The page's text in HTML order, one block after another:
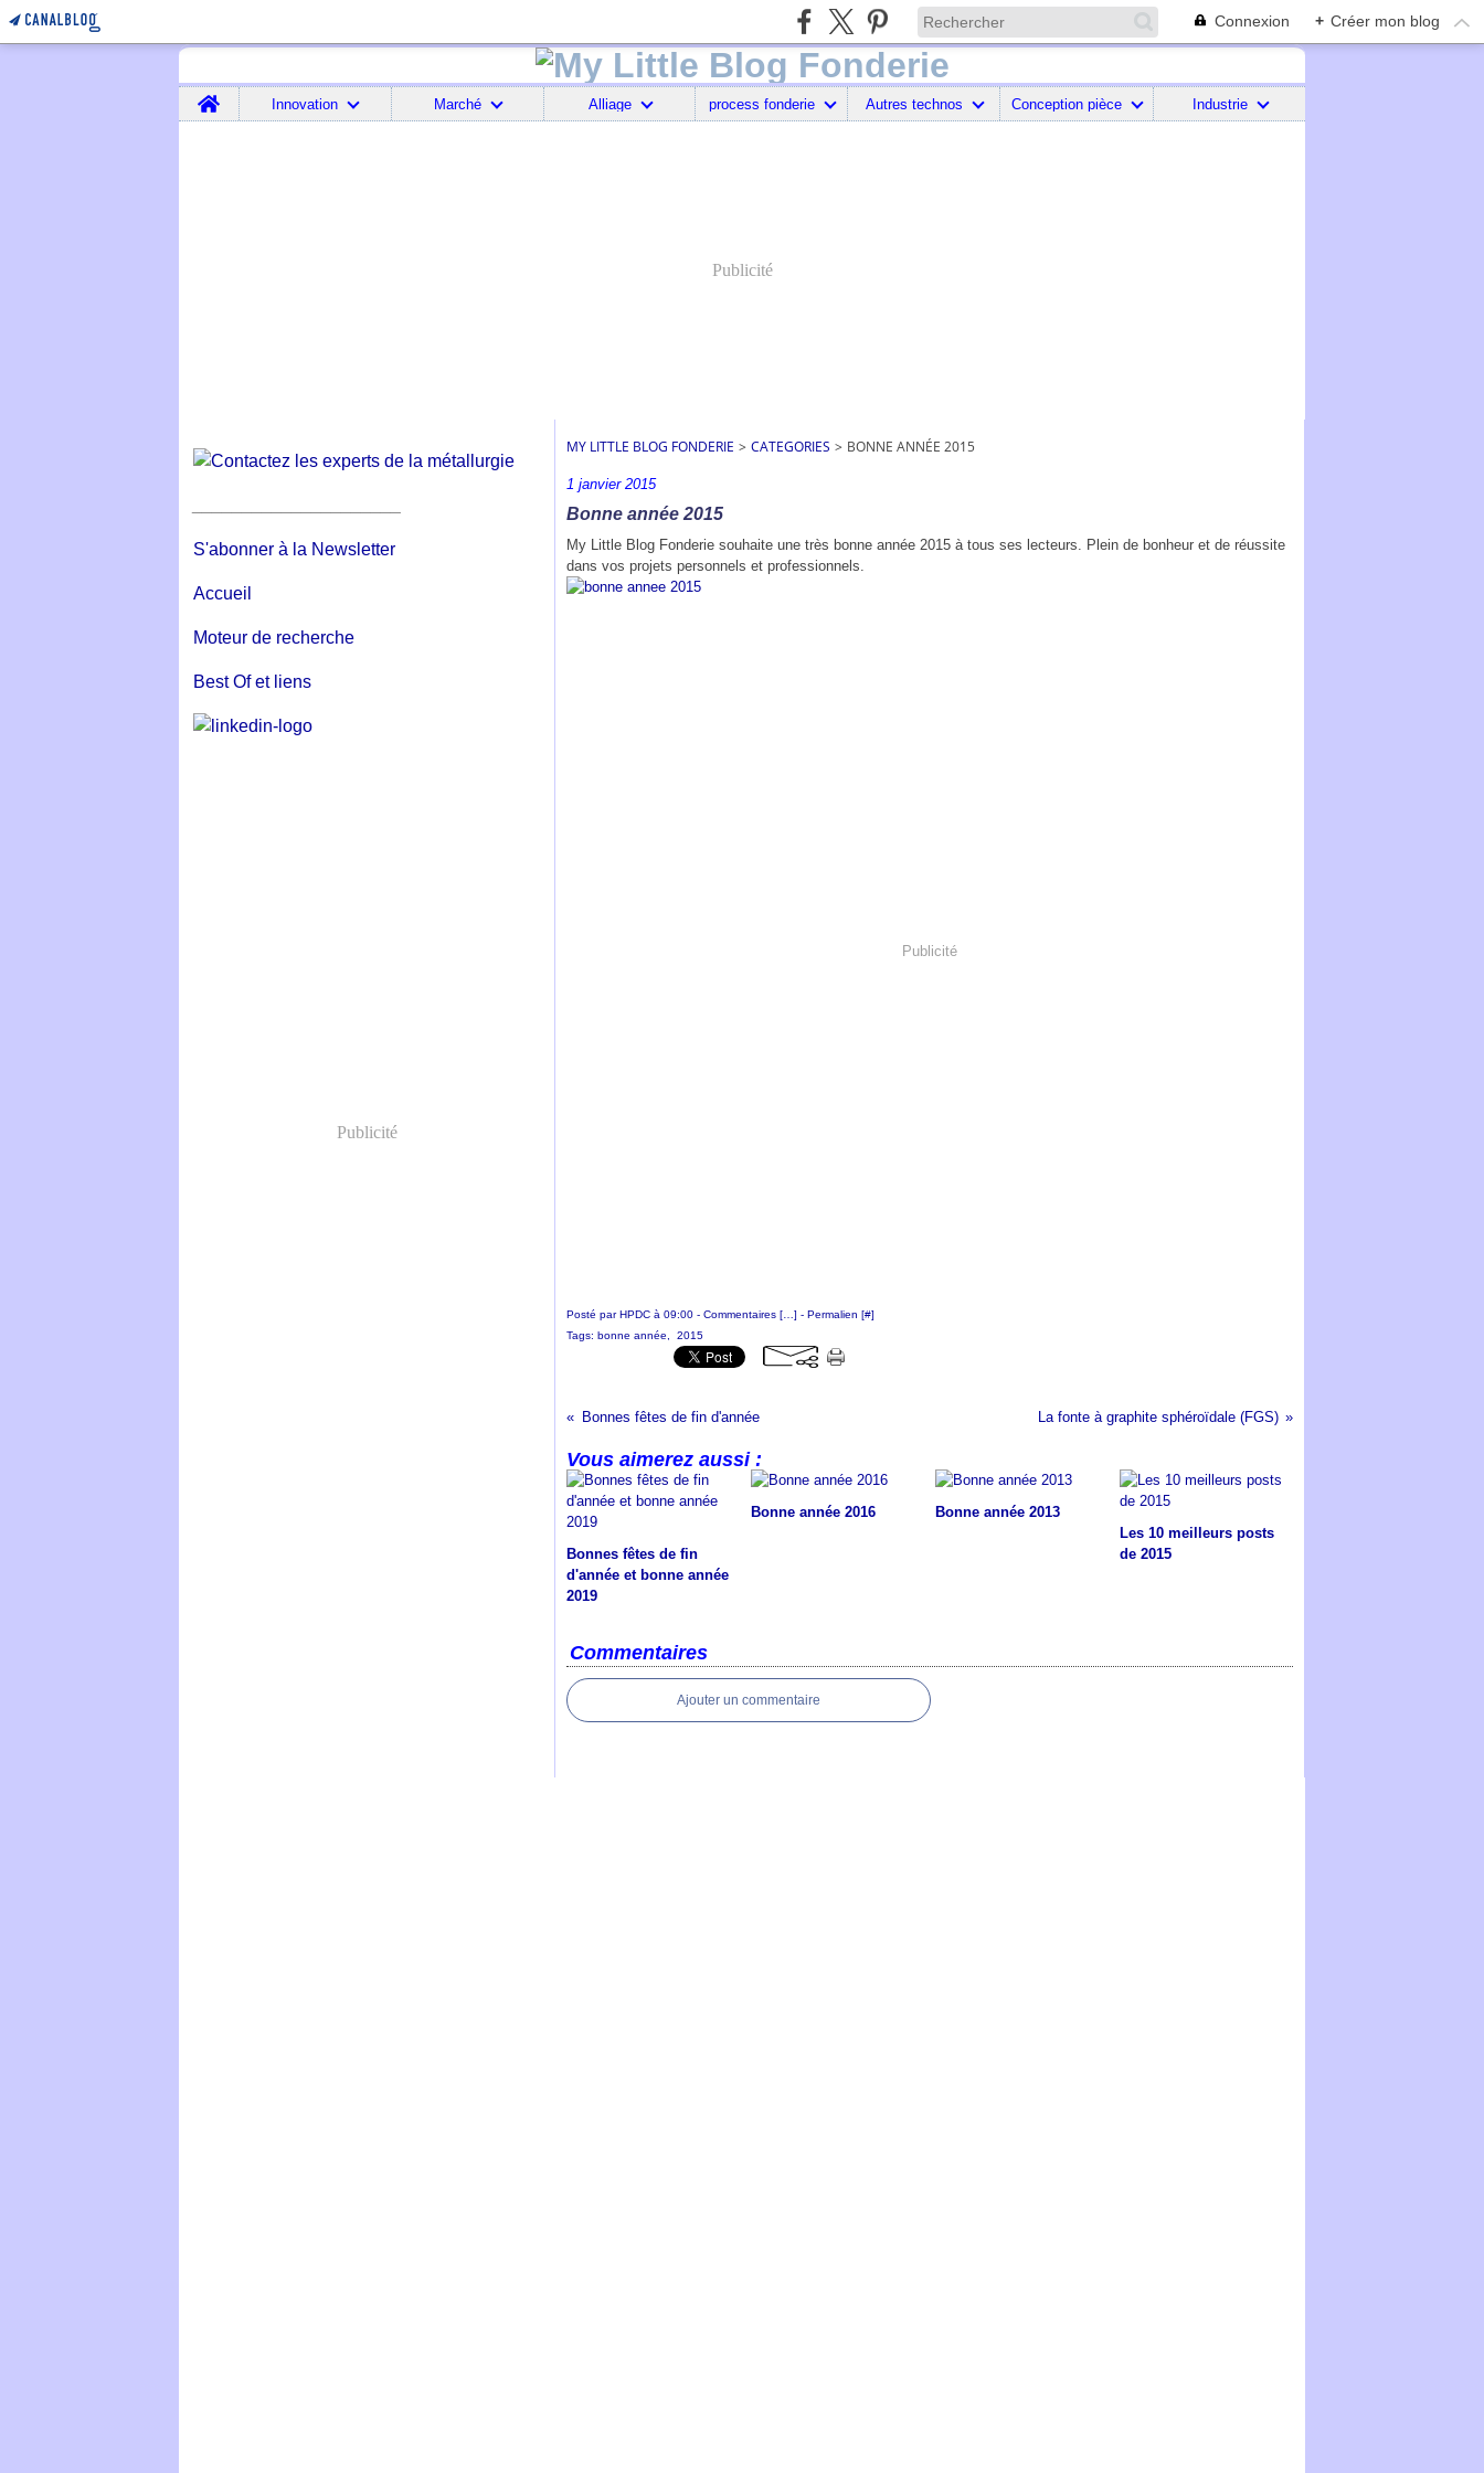
Connexion + Créer mon blog
Home
Innovation Marché Alliage process fonderie Autres technos Conception pièce Industrie
Publicité
S'abonner à la Newsletter
Accueil
Moteur de recherche
Best Of et liens
Publicité
MY LITTLE BLOG FONDERIE > CATEGORIES > BONNE ANNÉE 2015
1 janvier 2015
Bonne année 2015
My Little Blog Fonderie souhaite une très bonne année 2015 à tous ses lecteurs. Plein de bonheur et de réussite
dans vos projets personnels et professionnels.
Publicité
Posté par HPDC à 09:00 - Commentaires [ ] - Permalien [#]
Tags: bonne année 2015
Bonnes fêtes de fin d'année La fonte à graphite sphéroïdale (FGS)
Vous aimerez aussi :
Bonnes fêtes de fin
d'année et bonne année
2019
Bonne année 2016
Bonne année 2013
Les 10 meilleurs posts
de 2015
Commentaires
Ajouter un commentaire